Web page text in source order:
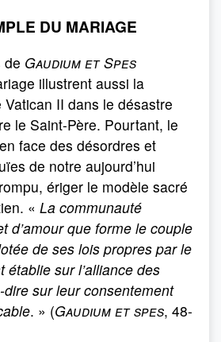
DU MARIAGE
de Gaudium et Spes
illustrent aussi la
II dans le désastre
le Saint-Père. Pourtant, le
face des désordres et
de notre aujourd’hui
ériger le modèle sacré
« La communauté
d’amour que forme le couple
de ses lois propres par le
établie sur l’alliance des
dire sur leur consentement
. » (Gaudium et spes, 48-